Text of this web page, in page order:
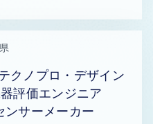
ノプロ・デザイン
評価エンジニア
ンサーメーカー